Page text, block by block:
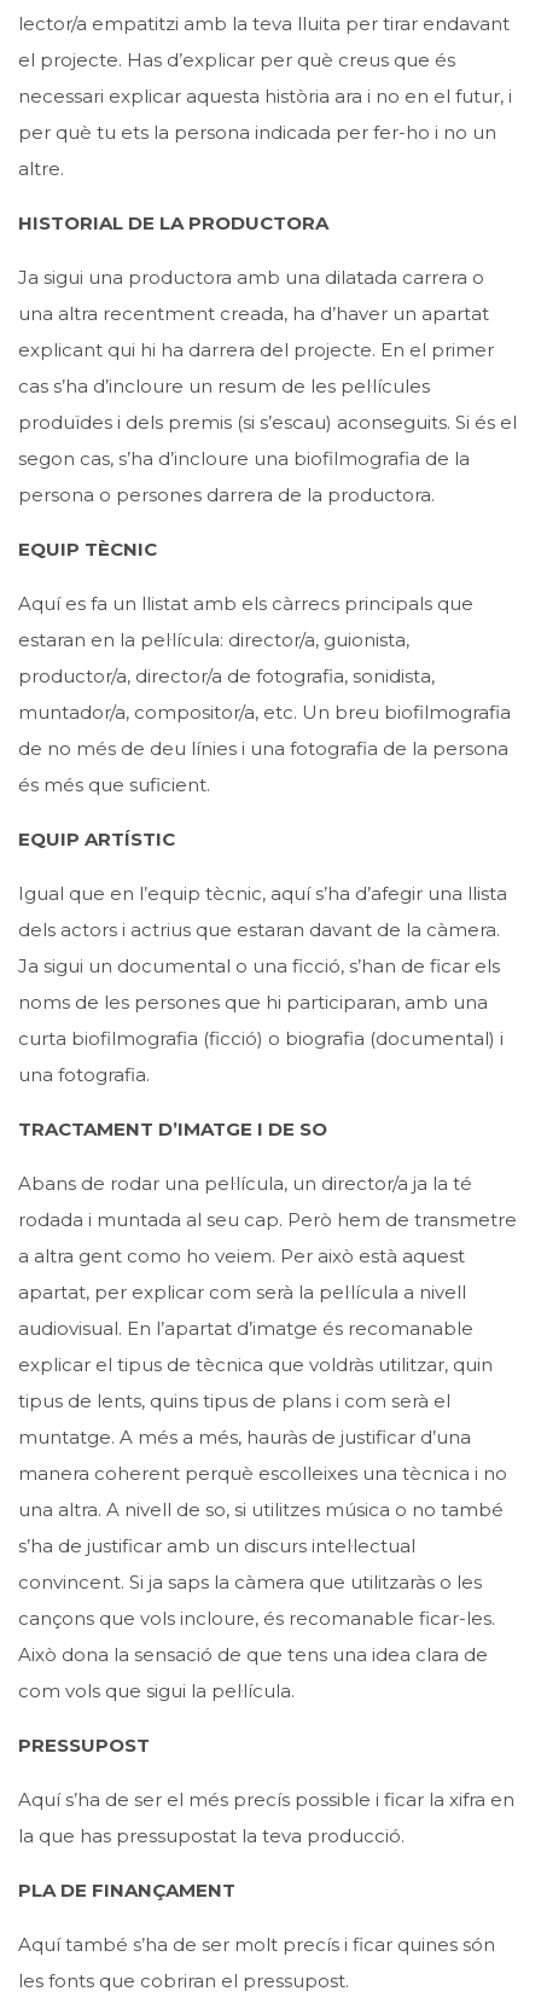
lector/a empatitzi amb la teva lluita per tirar endavant
el projecte. Has d’explicar per què creus que és
necessari explicar aquesta història ara i no en el futur, i
per què tu ets la persona indicada per fer-ho i no un
altre.
HISTORIAL DE LA PRODUCTORA
Ja sigui una productora amb una dilatada carrera o
una altra recentment creada, ha d’haver un apartat
explicant qui hi ha darrera del projecte. En el primer
cas s’ha d’incloure un resum de les pel·lícules
produïdes i dels premis (si s’escau) aconseguits. Si és el
segon cas, s’ha d’incloure una biofilmografia de la
persona o persones darrera de la productora.
EQUIP TÈCNIC
Aquí es fa un llistat amb els càrrecs principals que
estaran en la pel·lícula: director/a, guionista,
productor/a, director/a de fotografia, sonidista,
muntador/a, compositor/a, etc. Un breu biofilmografia
de no més de deu línies i una fotografia de la persona
és més que suficient.
EQUIP ARTÍSTIC
Igual que en l’equip tècnic, aquí s’ha d’afegir una llista
dels actors i actrius que estaran davant de la càmera.
Ja sigui un documental o una ficció, s’han de ficar els
noms de les persones que hi participaran, amb una
curta biofilmografia (ficció) o biografia (documental) i
una fotografia.
TRACTAMENT D’IMATGE I DE SO
Abans de rodar una pel·lícula, un director/a ja la té
rodada i muntada al seu cap. Però hem de transmetre
a altra gent como ho veiem. Per això està aquest
apartat, per explicar com serà la pel·lícula a nivell
audiovisual. En l’apartat d’imatge és recomanable
explicar el tipus de tècnica que voldràs utilitzar, quin
tipus de lents, quins tipus de plans i com serà el
muntatge. A més a més, hauràs de justificar d’una
manera coherent perquè escolleixes una tècnica i no
una altra. A nivell de so, si utilitzes música o no també
s’ha de justificar amb un discurs intel·lectual
convincent. Si ja saps la càmera que utilitzaràs o les
cançons que vols incloure, és recomanable ficar-les.
Això dona la sensació de que tens una idea clara de
com vols que sigui la pel·lícula.
PRESSUPOST
Aquí s’ha de ser el més precís possible i ficar la xifra en
la que has pressupostat la teva producció.
PLA DE FINANÇAMENT
Aquí també s’ha de ser molt precís i ficar quines són
les fonts que cobriran el pressupost.